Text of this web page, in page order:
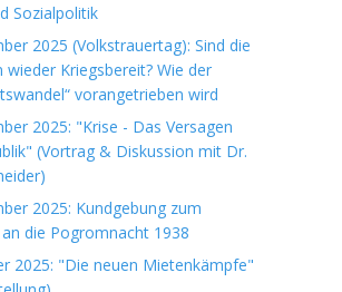
Sozialpolitik
2025 (Volkstrauertag): Sind die
wieder Kriegsbereit? Wie der
vorangetrieben wird
2025: "Krise - Das Versagen
(Vortrag & Diskussion mit Dr.
2025: Kundgebung zum
die Pogromnacht 1938
2025: "Die neuen Mietenkämpfe"